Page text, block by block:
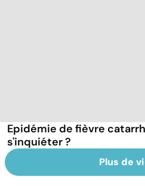
Epidémie de fièvre
s'inquiéter ?
Plus de